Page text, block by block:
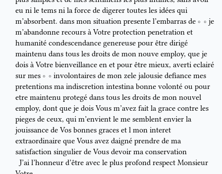
eu ni le tems ni la force de digerer toutes les idées qui
m’absorbent. dans mon situation presente l’embarras de
je
m’abandonne recours à Votre protection penetration et
humanité condescendance genereuse pour être dirigé
maintenu dans tous les droits de mon nouve employ, que je
dois à Votre bienveillance en et pour être mieux, averti eclairé
sur mes
involontaires de mon zele jalousie defiance mes
pretentions ma indiscretion intestina bonne volonté ou pour
etre maintenu protegé dans tous les droits de mon nouvel
employ, dont que je dois Vous m’avez fait la grace contre les
pieges de ceux, qui m’envient le me semblent envier la
jouissance de Vos bonnes graces et l mon interet
extraordinaire que Vous avez daigné prendre de ma
satisfaction singulier de Vous devoir ma conservation
J’ai l’honneur d’être avec le plus profond respect Monsieur